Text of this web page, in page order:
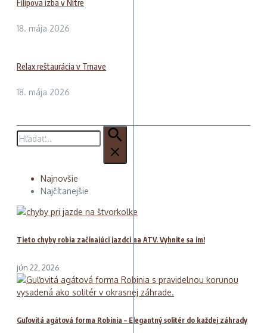
Filipova izba v Nitre
18. mája 2026
Relax reštaurácia v Trnave
18. mája 2026
Hľadať:
Najnovšie
Najčítanejšie
Tieto chyby robia začínajúci jazdci na ATV. Vyhnite sa im!
jún 22, 2026
Guľovitá agátová forma Robinia – Elegantný solitér do každej záhrady